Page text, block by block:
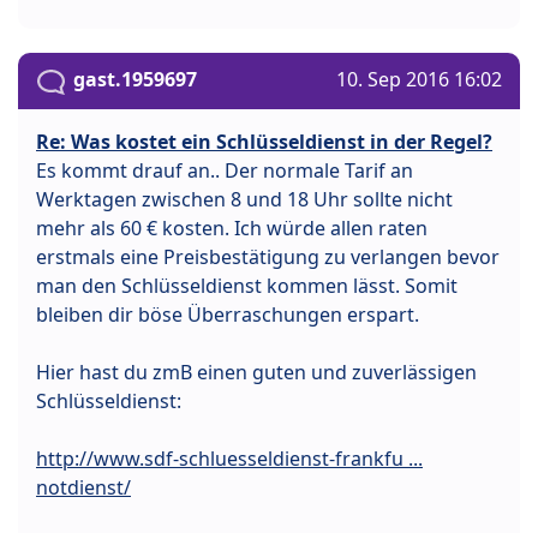
gast.1959697 10. Sep 2016 16:02
Re: Was kostet ein Schlüsseldienst in der Regel?
Es kommt drauf an.. Der normale Tarif an
Werktagen zwischen 8 und 18 Uhr sollte nicht
mehr als 60 € kosten. Ich würde allen raten
erstmals eine Preisbestätigung zu verlangen bevor
man den Schlüsseldienst kommen lässt. Somit
bleiben dir böse Überraschungen erspart.
Hier hast du zmB einen guten und zuverlässigen
Schlüsseldienst:
http://www.sdf-schluesseldienst-frankfu ...
notdienst/